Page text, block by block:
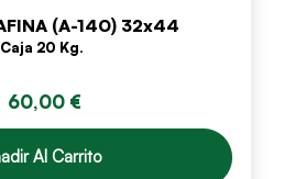
(A-140) 32x44
Caja 20 Kg.
60,00 €
Al Carrito